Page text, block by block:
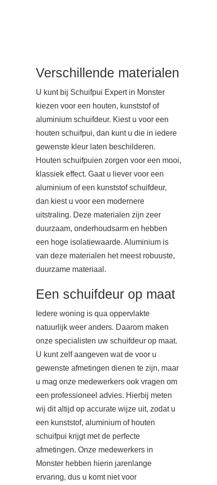
Verschillende materialen
U kunt bij Schuifpui Expert in Monster
kiezen voor een houten, kunststof of
aluminium schuifdeur. Kiest u voor een
houten schuifpui, dan kunt u die in iedere
gewenste kleur laten beschilderen.
Houten schuifpuien zorgen voor een mooi,
klassiek effect. Gaat u liever voor een
aluminium of een kunststof schuifdeur,
dan kiest u voor een modernere
uitstraling. Deze materialen zijn zeer
duurzaam, onderhoudsarm en hebben
een hoge isolatiewaarde. Aluminium is
van deze materialen het meest robuuste,
duurzame materiaal.
Een schuifdeur op maat
Iedere woning is qua oppervlakte
natuurlijk weer anders. Daarom maken
onze specialisten uw schuifdeur op maat.
U kunt zelf aangeven wat de voor u
gewenste afmetingen dienen te zijn, maar
u mag onze medewerkers ook vragen om
een professioneel advies. Hierbij meten
wij dit altijd op accurate wijze uit, zodat u
een kunststof, aluminium of houten
schuifpui krijgt met de perfecte
afmetingen. Onze medewerkers in
Monster hebben hierin jarenlange
ervaring, dus u komt niet voor